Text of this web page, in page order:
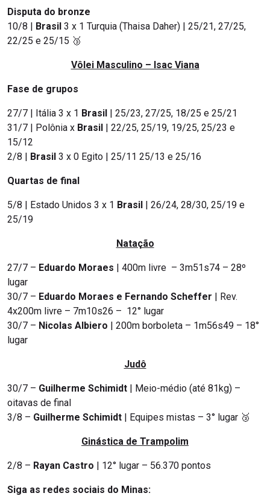
Disputa do bronze
10/8 | Brasil 3 x 1 Turquia (Thaisa Daher) | 25/21, 27/25,
22/25 e 25/15 🥉
Vôlei Masculino – Isac Viana
Fase de grupos
27/7 | Itália 3 x 1 Brasil | 25/23, 27/25, 18/25 e 25/21
31/7 | Polônia x Brasil | 22/25, 25/19, 19/25, 25/23 e
15/12
2/8 | Brasil 3 x 0 Egito | 25/11 25/13 e 25/16
Quartas de final
5/8 | Estado Unidos 3 x 1 Brasil | 26/24, 28/30, 25/19 e
25/19
Natação
27/7 – Eduardo Moraes | 400m livre – 3m51s74 – 28º
lugar
30/7 – Eduardo Moraes e Fernando Scheffer | Rev.
4x200m livre – 7m10s26 – 12° lugar
30/7 – Nicolas Albiero | 200m borboleta – 1m56s49 – 18°
lugar
Judô
30/7 – Guilherme Schimidt | Meio-médio (até 81kg) –
oitavas de final
3/8 – Guilherme Schimidt | Equipes mistas – 3° lugar 🥉
Ginástica de Trampolim
2/8 – Rayan Castro | 12° lugar – 56.370 pontos
Siga as redes sociais do Minas: